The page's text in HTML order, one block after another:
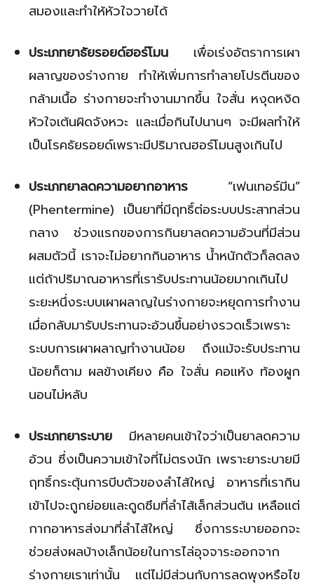
สมองและทำให้หัวใจวายได้
ประเภทยาธัยรอยด์ฮอร์โมน เพื่อเร่งอัตราการเผา
ผลาญของร่างกาย ทำให้เพิ่มการทำลายโปรตีนของ
กล้ามเนื้อ ร่างกายจะทำงานมากขึ้น ใจสั่น หงุดหงิด
หัวใจเต้นผิดจังหวะ และเมื่อกินไปนานๆ จะมีผลทำให้
เป็นโรคธัยรอยด์เพราะมีปริมาณฮอร์โมนสูงเกินไป
ประเภทยาลดความอยากอาหาร “เฟนเทอร์มีน”
(Phentermine) เป็นยาที่มีฤทธิ์ต่อระบบประสาทส่วน
กลาง ช่วงแรกของการกินยาลดความอ้วนที่มีส่วน
ผสมตัวนี้ เราจะไม่อยากกินอาหาร น้ำหนักตัวก็ลดลง
แต่ถ้าปริมาณอาหารที่เรารับประทานน้อยมากเกินไป
ระยะหนึ่งระบบเผาผลาญในร่างกายจะหยุดการทำงาน
เมื่อกลับมารับประทานจะอ้วนขึ้นอย่างรวดเร็วเพราะ
ระบบการเผาผลาญทำงานน้อย ถึงแม้จะรับประทาน
น้อยก็ตาม ผลข้างเคียง คือ ใจสั่น คอแห้ง ท้องผูก
นอนไม่หลับ
ประเภทยาระบาย มีหลายคนเข้าใจว่าเป็นยาลดความ
อ้วน ซึ่งเป็นความเข้าใจที่ไม่ตรงนัก เพราะยาระบายมี
ฤทธิ์กระตุ้นการบีบตัวของลำไส้ใหญ่ อาหารที่เรากิน
เข้าไปจะถูกย่อยและดูดซึมที่ลำไส้เล็กส่วนต้น เหลือแต่
กากอาหารส่งมาที่ลำไส้ใหญ่ ซึ่งการระบายออกจะ
ช่วยส่งผลบ้างเล็กน้อยในการไล่อุจจาระออกจาก
ร่างกายเราเท่านั้น แต่ไม่มีส่วนกับการลดพุงหรือไข